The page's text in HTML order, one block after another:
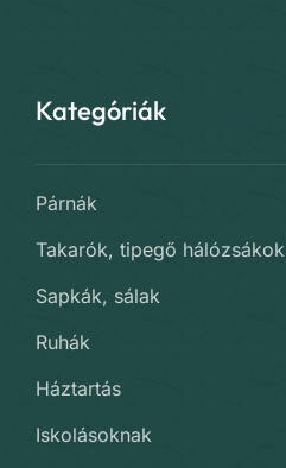
Kategóriák
Párnák
Takarók, tipegő hálózsákok
Sapkák, sálak
Ruhák
Háztartás
Iskolásoknak